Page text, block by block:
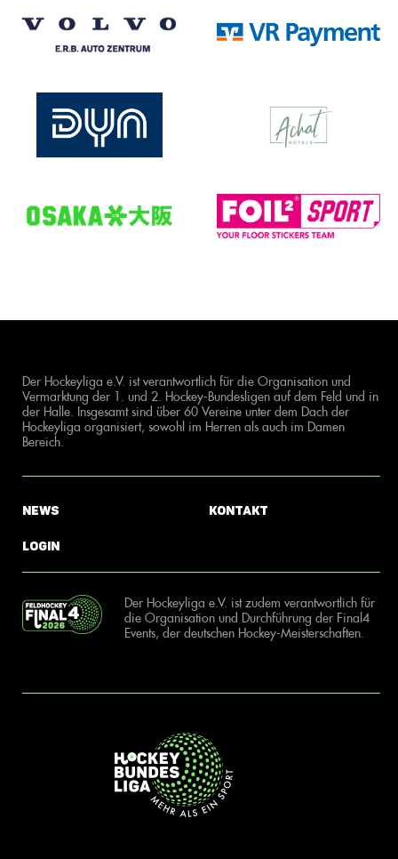
Der Hockeyliga e.V. ist verantwortlich für die Organisation und
Vermarktung der 1. und 2. Hockey-Bundesligen auf dem Feld und in
der Halle. Insgesamt sind über 60 Vereine unter dem Dach der
Hockeyliga organisiert, sowohl im Herren als auch im Damen
Bereich.
News
Login
Kontakt
Der Hockeyliga e.V. ist zudem verantwortlich für
die Organisation und Durchführung der Final4
Events, der deutschen Hockey-Meisterschaften.